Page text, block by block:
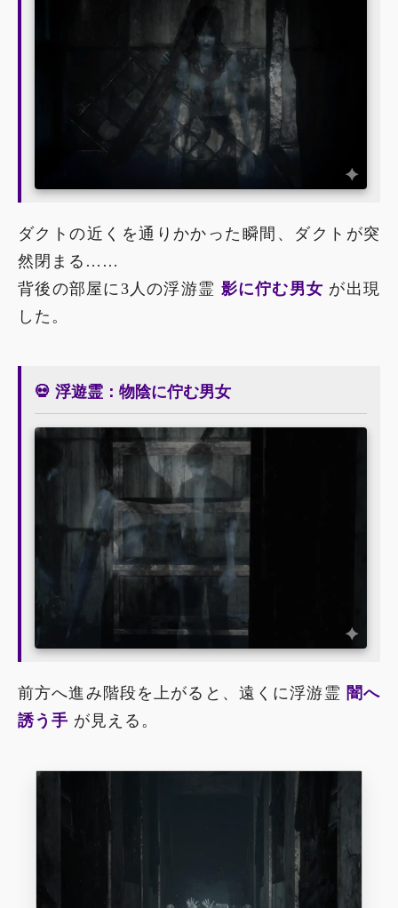
ダクトの近くを通りかかった瞬間、ダクトが突
然閉まる……
背後の部屋に3人の浮游霊 影に佇む男女 が出現
した。
💀 浮遊霊：物陰に佇む男女
前方へ進み階段を上がると、遠くに浮游霊 闇へ
誘う手 が見える。